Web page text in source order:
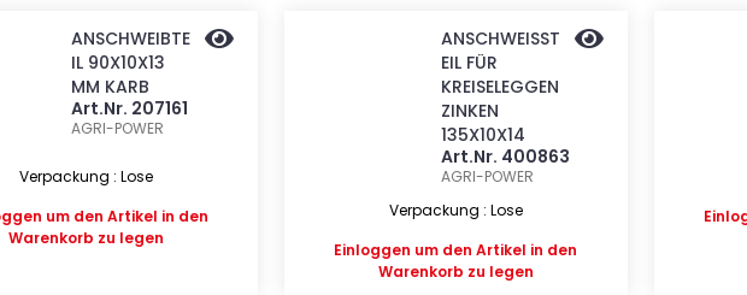
ANSCHWEIBTE
IL 90X10X13
MM KARB
Art.Nr. 207161
AGRI-POWER
Verpackung : Lose
um den Artikel in den
Warenkorb zu legen
ANSCHWEISST
EIL FÜR
KREISELEGGEN
ZINKEN
135X10X14
Art.Nr. 400863
AGRI-POWER
Verpackung : Lose
Einloggen um den Artikel in den
Warenkorb zu legen